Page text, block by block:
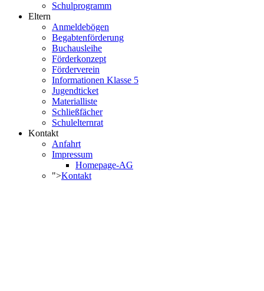
Schulprogramm
Eltern
Anmeldebögen
Begabtenförderung
Buchausleihe
Förderkonzept
Förderverein
Informationen Klasse 5
Jugendticket
Materialliste
Schließfächer
Schulelternrat
Kontakt
Anfahrt
Impressum
Homepage-AG
">Kontakt